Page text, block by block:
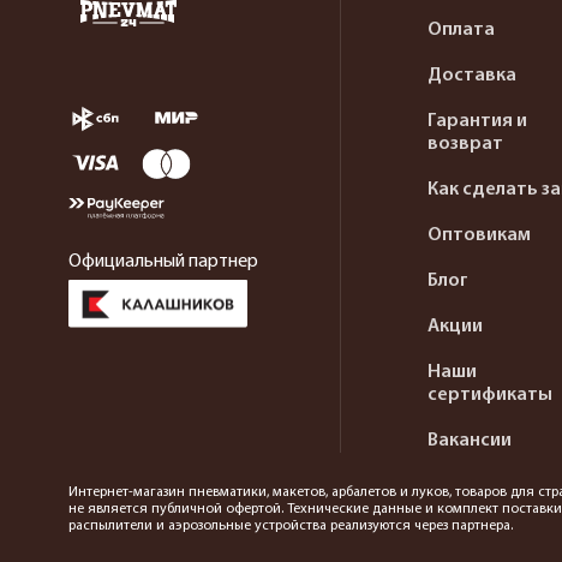
Официальный партнер
Оплата
Доставка
Гарантия и
возврат
Как сделать
Оптовикам
Блог
Акции
Наши
сертификаты
Вакансии
Интернет-магазин пневматики, макетов, арбалетов и луков, товаров для
не является публичной офертой. Технические данные и комплект
распылители и аэрозольные устройства реализуются через партнера.